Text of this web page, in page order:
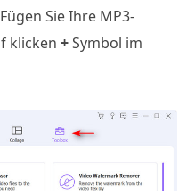
Sie Ihre MP3-
klicken +Symbol im